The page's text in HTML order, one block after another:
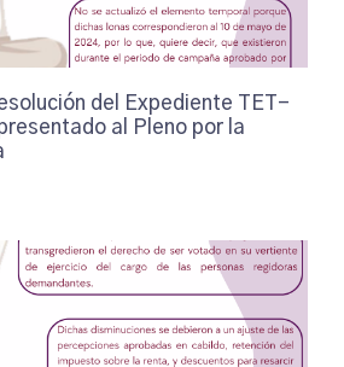
del Expediente TET-
al Pleno por la